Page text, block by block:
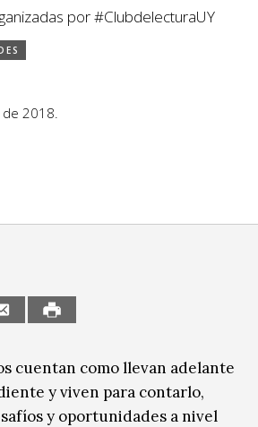
libros
de lectura infantil
por #ClubdelecturaUY
2018.
cuentan como llevan adelante
y viven para contarlo,
y oportunidades a nivel